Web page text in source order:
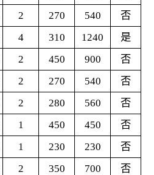
2 270 540
否
4 310 1240
是
2 450 900
否
2 270 540
否
2 280 560
否
1 450 450
否
1 230 230
否
2 350 700
否